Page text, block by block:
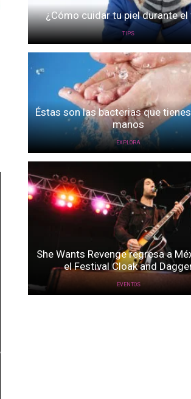
¿Cómo cuidar tu piel durante el
TIPS
Éstas son las bacterias que
manos
EXPLORA
She Wants Revenge regresa a
el Festival Cloak and
EVENTOS